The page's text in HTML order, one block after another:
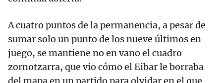
A cuatro puntos de la permanencia, a pesar de
sumar solo un punto de los nueve últimos en
juego, se mantiene no en vano el cuadro
zornotzarra, que vio cómo el Eibar le borraba